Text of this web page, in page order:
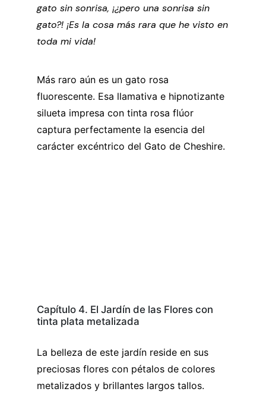
gato sin sonrisa, ¡¿pero una sonrisa sin
gato?! ¡Es la cosa más rara que he visto en
toda mi vida!
Más raro aún es un gato rosa
fluorescente. Esa llamativa e hipnotizante
silueta impresa con tinta rosa flúor
captura perfectamente la esencia del
carácter excéntrico del Gato de Cheshire.
Capítulo 4. El Jardín de las Flores con
tinta plata metalizada
La belleza de este jardín reside en sus
preciosas flores con pétalos de colores
metalizados y brillantes largos tallos.